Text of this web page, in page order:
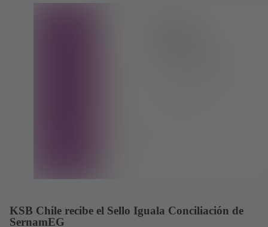
KSB Chile recibe el Sello Iguala Conciliación de
SernamEG